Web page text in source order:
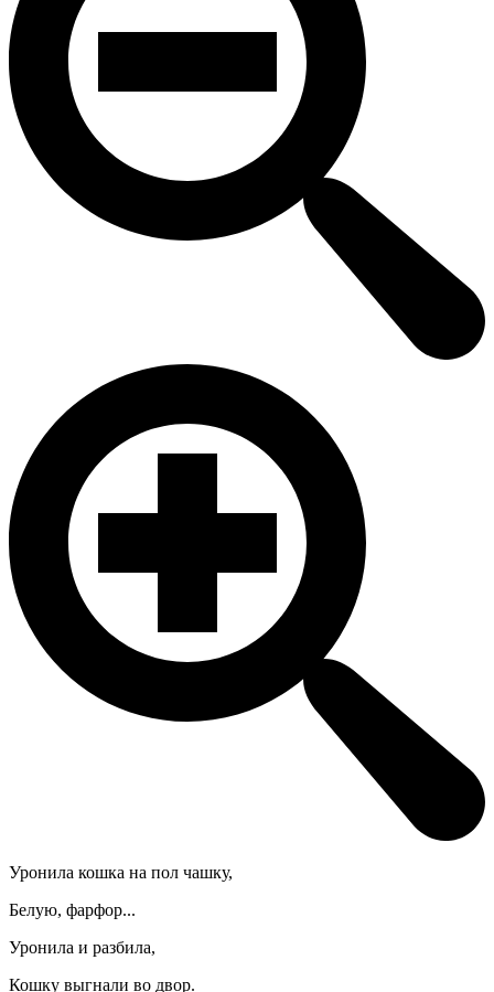
Уронила кошка на пол чашку,
Белую, фарфор...
Уронила и разбила,
Кошку выгнали во двор.